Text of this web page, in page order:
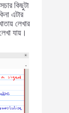
কিছুটা
এটার
লেখার
যায়।